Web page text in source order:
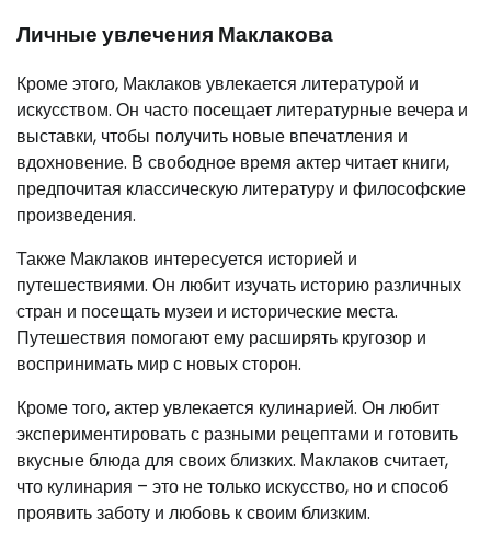
Личные увлечения Маклакова
Кроме этого, Маклаков увлекается литературой и
искусством. Он часто посещает литературные вечера и
выставки, чтобы получить новые впечатления и
вдохновение. В свободное время актер читает книги,
предпочитая классическую литературу и философские
произведения.
Также Маклаков интересуется историей и
путешествиями. Он любит изучать историю различных
стран и посещать музеи и исторические места.
Путешествия помогают ему расширять кругозор и
воспринимать мир с новых сторон.
Кроме того, актер увлекается кулинарией. Он любит
экспериментировать с разными рецептами и готовить
вкусные блюда для своих близких. Маклаков считает,
что кулинария – это не только искусство, но и способ
проявить заботу и любовь к своим близким.